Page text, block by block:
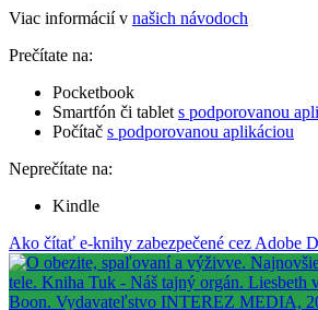
Viac informácií v našich návodoch
Prečítate na:
Pocketbook
Smartfón či tablet s podporovanou
Počítač s podporovanou aplikáciou
Neprečítate na:
Kindle
Ako čítať e-knihy zabezpečené cez Adobe